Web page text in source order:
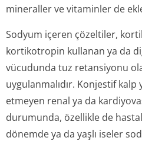
mineraller ve vitaminler de
Sodyum içeren çözeltiler,
kortikotropin kullanan ya da
vücudunda tuz retansiyonu
uygulanmalıdır. Konjestif
etmeyen renal ya da
durumunda, özellikle de
dönemde ya da yaşlı iseler